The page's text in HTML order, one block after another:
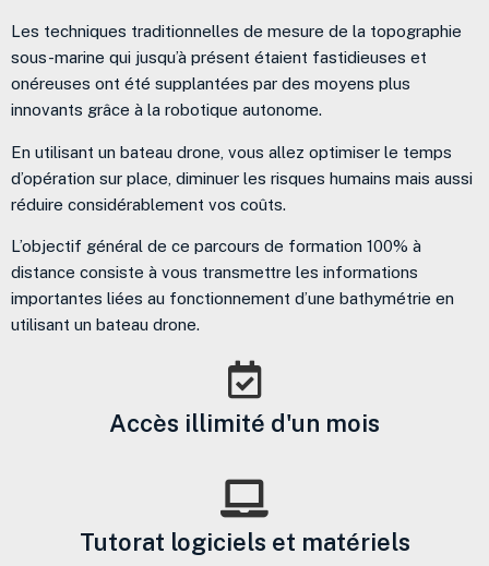
Les techniques traditionnelles de mesure de la topographie
sous-marine qui jusqu’à présent étaient fastidieuses et
onéreuses ont été supplantées par des moyens plus
innovants grâce à la robotique autonome.
En utilisant un bateau drone, vous allez optimiser le temps
d’opération sur place, diminuer les risques humains mais aussi
réduire considérablement vos coûts.
L’objectif général de ce parcours de formation 100% à
distance consiste à vous transmettre les informations
importantes liées au fonctionnement d’une bathymétrie en
utilisant un bateau drone.
Accès illimité d'un mois
Tutorat logiciels et matériels